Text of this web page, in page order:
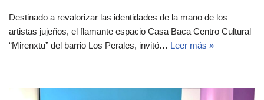
Destinado a revalorizar las identidades de la mano de los
artistas jujeños, el flamante espacio Casa Baca Centro Cultural
“Mirenxtu” del barrio Los Perales, invitó… Leer más »